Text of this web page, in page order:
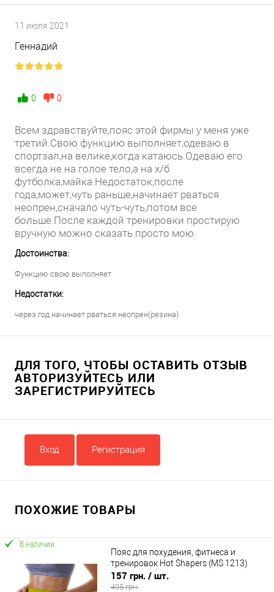
11 июля 2021
Геннадий
0 0
Всем здравствуйте,пояс этой фирмы у меня уже
третий.Свою функцию выполняет,одеваю в
спортзал,на велике,когда катаюсь.Одеваю его
всегда не на голое тело,а на х/б
футболка,майка.Недостаток,после
года,может,чуть раньше,начинает рваться
неопрен,сначало чуть-чуть,потом все
больше.После каждой тренировки простирую
вручную можно сказать просто мою.
Достоинства:
Функцию свою выполняет
Недостатки:
через год начинает рваться неопрен(резина)
ДЛЯ ТОГО, ЧТОБЫ ОСТАВИТЬ ОТЗЫВ
АВТОРИЗУЙТЕСЬ ИЛИ
ЗАРЕГИСТРИРУЙТЕСЬ
Вход Регистрация
ПОХОЖИЕ ТОВАРЫ
В наличии
Пояс для похудения, фитнеса и
тренировок Hot Shapers (MS 1213)
157 грн. / шт.
495 грн.